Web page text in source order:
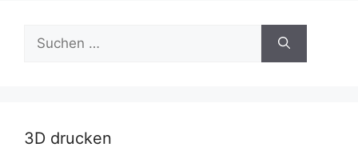
nach:
3D drucken